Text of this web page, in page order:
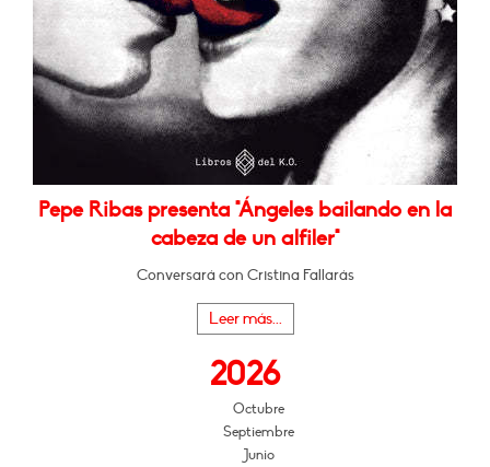
Pepe Ribas presenta "Ángeles bailando en la
cabeza de un alfiler"
Conversará con Cristina Fallarás
Leer más...
2026
Octubre
Septiembre
Junio